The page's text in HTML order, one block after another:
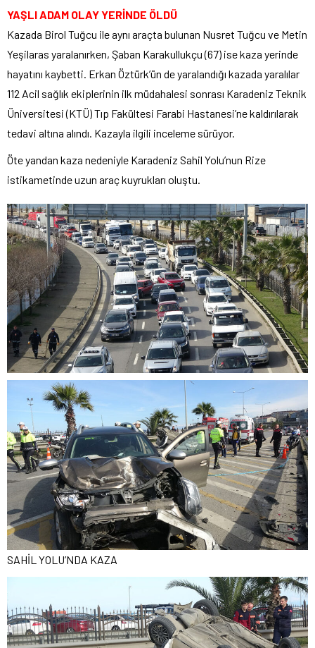
YAŞLI ADAM OLAY YERİNDE ÖLDÜ
Kazada Birol Tuğcu ile aynı araçta bulunan Nusret Tuğcu ve Metin
Yeşilaras yaralanırken, Şaban Karakullukçu (67) ise kaza yerinde
hayatını kaybetti. Erkan Öztürk’ün de yaralandığı kazada yaralılar
112 Acil sağlık ekiplerinin ilk müdahalesi sonrası Karadeniz Teknik
Üniversitesi (KTÜ) Tıp Fakültesi Farabi Hastanesi’ne kaldırılarak
tedavi altına alındı. Kazayla ilgili inceleme sürüyor.
Öte yandan kaza nedeniyle Karadeniz Sahil Yolu’nun Rize
istikametinde uzun araç kuyrukları oluştu.
SAHİL YOLU’NDA KAZA